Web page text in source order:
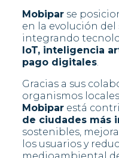
Mobipar se
en la evolución del
integrando
IoT, inteligencia
pago digitales.
Gracias a sus
organismos
Mobipar está
de ciudades más
sostenibles,
los usuarios y